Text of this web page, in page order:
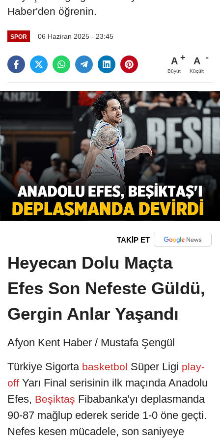
Haber'den öğrenin.
SPOR 06 Haziran 2025 - 23:45
A
Büyüt
A
Küçült
TAKİP ET
Heyecan Dolu Maçta
Efes Son Nefeste Güldü,
Gergin Anlar Yaşandı
Afyon Kent Haber / Mustafa Şengül
Türkiye Sigorta basketbol Süper Ligi play-
off Yarı Final serisinin ilk maçında Anadolu
Efes, Beşiktaş Fibabanka'yı deplasmanda
90-87 mağlup ederek seride 1-0 öne geçti.
Nefes kesen mücadele, son saniyeye